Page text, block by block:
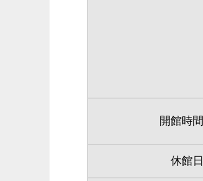
開館時間
休館日